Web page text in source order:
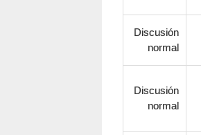
Discusión
normal
Discusión
normal